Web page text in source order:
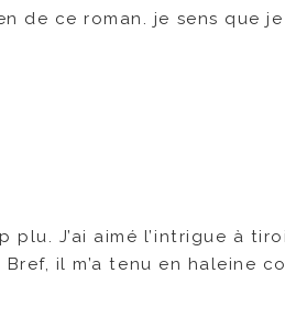
de ce roman. je sens que je
J’ai aimé l’intrigue à
il m’a tenu en haleine